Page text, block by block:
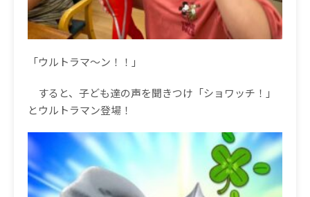
「ウルトラマ〜ン！！」
すると、子ども達の声を聞きつけ「ショワッチ！」
とウルトラマン登場！